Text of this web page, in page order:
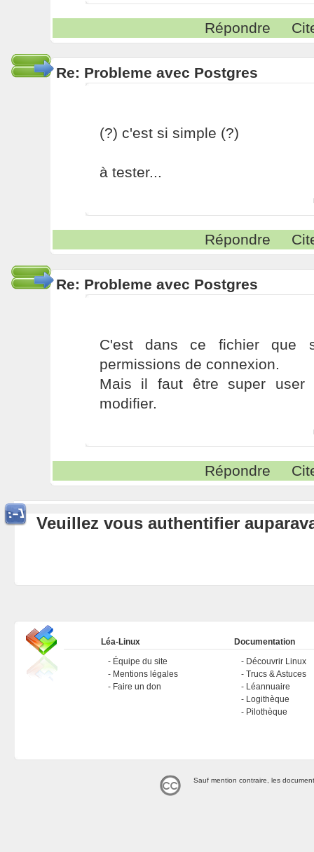
Répondre
Re: Probleme avec Postgres
(?) c'est si simple (?)
à tester...
Répondre
Re: Probleme avec Postgres
C'est dans ce fichier que
permissions de connexion.
Mais il faut être super user
modifier.
Répondre
Veuillez vous authentifier
Léa-Linux
Équipe du site
Mentions légales
Faire un don
Documentation
Découvrir Linux
Trucs & Astuces
Léannuaire
Logithèque
Pilothèque
Sauf mention contraire, les